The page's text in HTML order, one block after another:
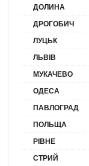
ДОЛИНА
ДРОГОБИЧ
ЛУЦЬК
ЛЬВІВ
МУКАЧЕВО
ОДЕСА
ПАВЛОГРАД
ПОЛЬЩА
РІВНЕ
СТРИЙ